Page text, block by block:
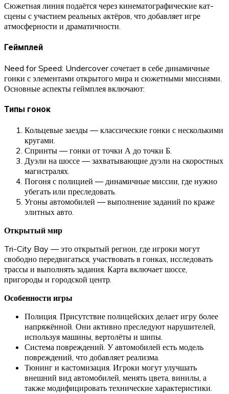
Сюжетная линия подаётся через кинематографические кат-
сцены с участием реальных актёров, что добавляет игре
атмосферности и драматичности.
Геймплей
Need for Speed: Undercover сочетает в себе динамичные
гонки с элементами открытого мира и сюжетными миссиями.
Основные аспекты геймплея включают:
Типы гонок
Кольцевые заезды — классические гонки с несколькими
кругами.
Спринты — гонки от точки А до точки Б.
Дуэли на шоссе — захватывающие дуэли на скоростных
магистралях.
Погоня с полицией — динамичные миссии, где нужно
убегать или преследовать.
Угоны автомобилей — выполнение заданий по краже
элитных авто.
Открытый мир
Tri-City Bay — это открытый регион, где игроки могут
свободно передвигаться, участвовать в гонках, исследовать
трассы и выполнять задания. Карта включает шоссе,
пригороды и городской центр.
Особенности игры
Полиция. Присутствие полицейских делает игру более
напряжённой. Они активно преследуют нарушителей,
используя машины, вертолёты и шипы.
Система повреждений. У автомобилей есть модель
повреждений, что добавляет реализма.
Тюнинг и кастомизация. Игроки могут улучшать
внешний вид автомобилей, менять цвета, винилы, а
также модифицировать технические характеристики.